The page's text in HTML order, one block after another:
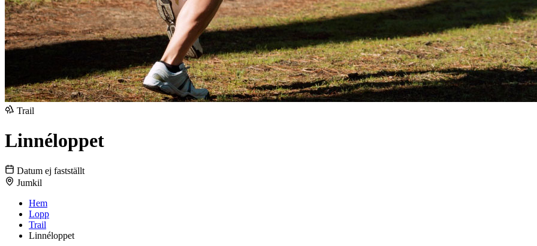
Trail
Linnéloppet
Datum ej fastställt
Jumkil
Hem
Lopp
Trail
Linnéloppet